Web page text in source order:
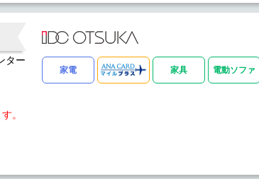
ター
。
家電 家具 電動ソファ